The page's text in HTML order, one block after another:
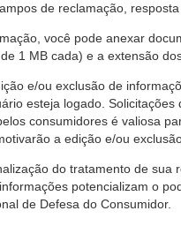
de reclamação,
você pode anexar
1 MB cada) e a extensão
e/ou exclusão de
esteja logado.
consumidores é valiosa
a edição e/ou
do tratamento de sua
potencializam o
de Defesa do Consumidor.